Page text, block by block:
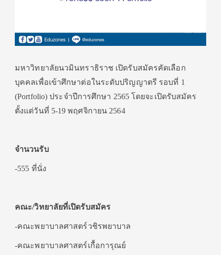
มหาวิทยาลัยนวมินทราธิราช เปิดรับสมัครคัดเลือก
บุคคลเพื่อเข้าศึกษาต่อในระดับปริญญาตรี รอบที่ 1
(Portfolio) ประจำปีการศึกษา 2565 โดยจะเปิดรับสมัคร
ตั้งแต่วันที่ 5-19 พฤศจิกายน 2564
จำนวนรับ
-555 ที่นั่ง
คณะ/วิทยาลัยที่เปิดรับสมัคร
-คณะพยาบาลศาสตร์วชิรพยาบาล
-คณะพยาบาลศาสตร์เกื้อการุณย์